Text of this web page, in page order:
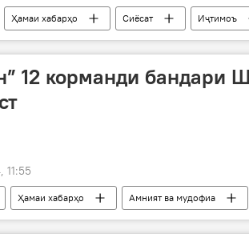
Ҳамаи хабарҳо Сиёсат Иҷтимоъ
12 корманди бандари
11:55
Ҳамаи хабарҳо Амният ва мудофиа